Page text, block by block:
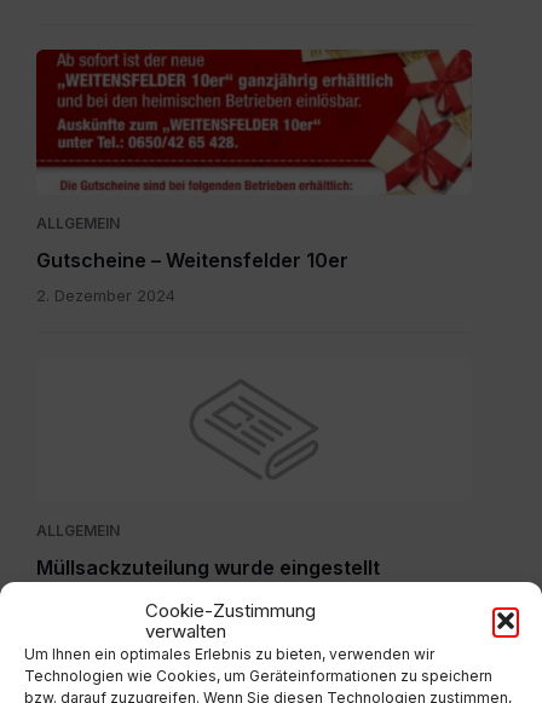
Cookie-Zustimmung
verwalten
Um Ihnen ein optimales Erlebnis zu bieten, verwenden wir
Technologien wie Cookies, um Geräteinformationen zu speichern
bzw. darauf zuzugreifen. Wenn Sie diesen Technologien zustimmen,
Gutscheine.pdf
ALLGEMEIN
Gutscheine – Weitensfelder 10er
2. Dezember 2024
ALLGEMEIN
Müllsackzuteilung wurde eingestellt
11. Dezember 2023
IMG-